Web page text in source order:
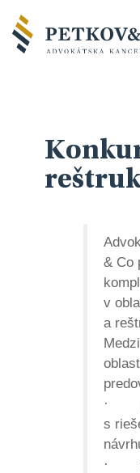
& Co
v
a
·
s
·